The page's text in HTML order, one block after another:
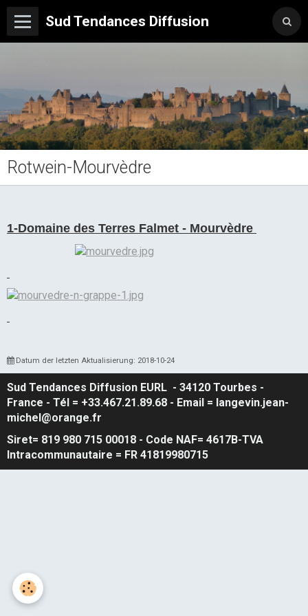
Sud Tendances Diffusion
Rotwein-Mourvèdre
1-Domaine des Terres Falmet - Mourvèdre
Datum der letzten Aktualisierung: 2018-10-24
Sud Tendances Diffusion EURL - 34120 Tourbes -
France - Tél = +33.467.21.89.68 - Email = langevin.jean-
michel@orange.fr
Siret= 819 980 715 00018 - Code NAF= 4617B-TVA
Intracommunautaire = FR 41819980715